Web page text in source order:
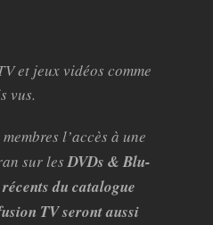
et jeux vidéos comme
vus.
l’accès à une
sur lesDVDs & Blu-
du catalogue
TV seront aussi